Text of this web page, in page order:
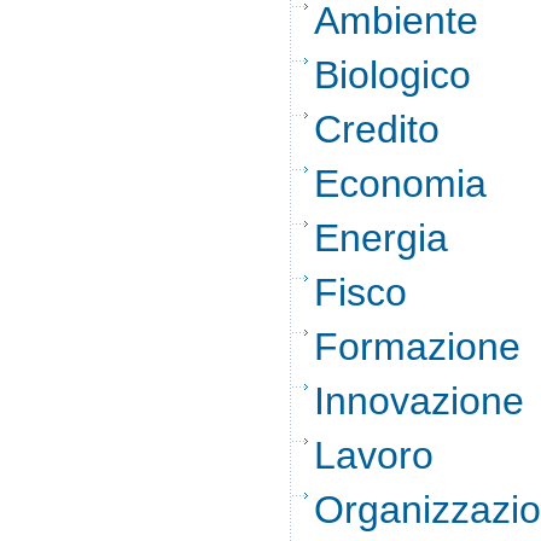
Ambiente
Biologico
Credito
Economia
Energia
Fisco
Formazione
Innovazione
Lavoro